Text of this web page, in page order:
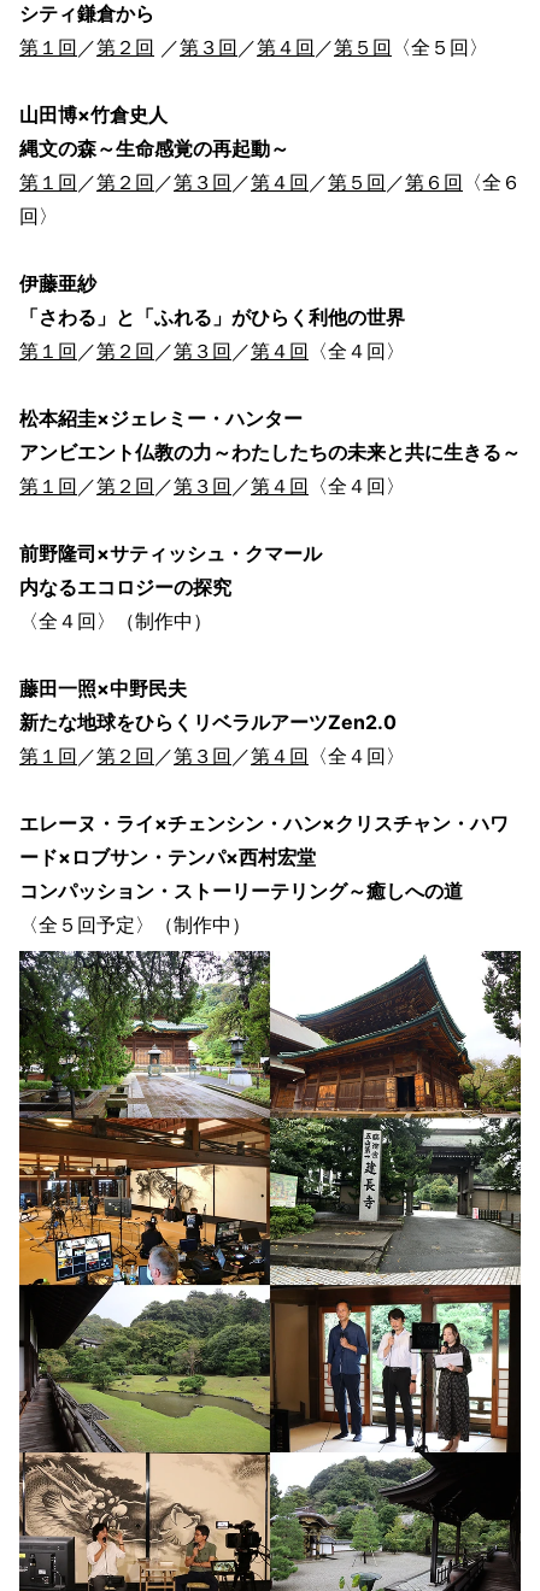
シティ鎌倉から
第１回 ／第２回 ／第３回 ／第４回 ／第５回 〈全５回〉
山田博×竹倉史人
縄文の森～生命感覚の再起動～
第１回 ／第２回 ／第３回 ／第４回 ／第５回 ／第６回 〈全６
回〉
伊藤亜紗
「さわる」と「ふれる」がひらく利他の世界
第１回 ／第２回 ／第３回 ／第４回 〈全４回〉
松本紹圭×ジェレミー・ハンター
アンビエント仏教の力～わたしたちの未来と共に生きる～
第１回 ／第２回 ／第３回 ／第４回 〈全４回〉
前野隆司×サティッシュ・クマール
内なるエコロジーの探究
〈全４回〉（制作中）
藤田一照×中野民夫
新たな地球をひらくリベラルアーツZen2.0
第１回 ／第２回 ／第３回 ／第４回 〈全４回〉
エレーヌ・ライ×チェンシン・ハン×クリスチャン・ハワ
ード×ロブサン・テンパ×西村宏堂
コンパッション・ストーリーテリング～癒しへの道
〈全５回予定〉（制作中）